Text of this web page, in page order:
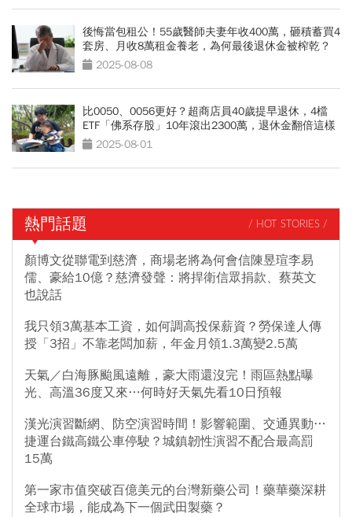
後悔當包租公！55歲醫師夫妻年收400萬，砸積蓄買4
套房、月收8萬租金養老，為何最後退休金被榨乾？
2025-08-08
比0050、0056更好？超商店員40歲提早退休，4檔
ETF「佛系存股」10年滾出2300萬，退休金翻倍這樣
買 2025-08-01
熱門話題 / HOT STORIES /
顏博文從聯電到慈濟，商場老將為何會信陳昱瑄李易
儒、豪給10億？慈濟發聲：將捍衛信眾捐款、蔡英文
也說話
我只領3萬基本工資，如何調高投保薪資？勞保達人傳
授「3招」不靠老闆加薪，年金月領1.3萬變2.5萬
天氣／白海豚颱風遠離，豪大雨還沒完！雨區熱點曝
光、高溫36度又來…何時好天氣先看10日預報
漢光演習斷網、防空演習時間！影響範圍、交通異動…
捷運台鐵高鐵公車停駛？城鎮韌性演習不配合最高罰
15萬
第一家市值突破百億美元的台灣新藥公司！藥華藥深耕
全球市場，能成為下一個武田製藥？